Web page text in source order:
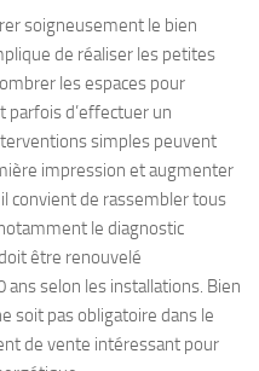
soigneusement le bien
de réaliser les petites
les espaces pour
parfois d’effectuer un
simples peuvent
impression et augmenter
convient de rassembler tous
le diagnostic
être renouvelé
selon les installations. Bien
soit pas obligatoire dans le
de vente intéressant pour